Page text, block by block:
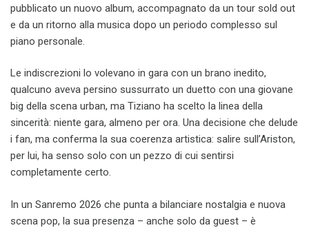
pubblicato un nuovo album, accompagnato da un tour sold out
e da un ritorno alla musica dopo un periodo complesso sul
piano personale.
Le indiscrezioni lo volevano in gara con un brano inedito,
qualcuno aveva persino sussurrato un duetto con una giovane
big della scena urban, ma Tiziano ha scelto la linea della
sincerità: niente gara, almeno per ora. Una decisione che delude
i fan, ma conferma la sua coerenza artistica: salire sull’Ariston,
per lui, ha senso solo con un pezzo di cui sentirsi
completamente certo.
In un Sanremo 2026 che punta a bilanciare nostalgia e nuova
scena pop, la sua presenza – anche solo da guest – è